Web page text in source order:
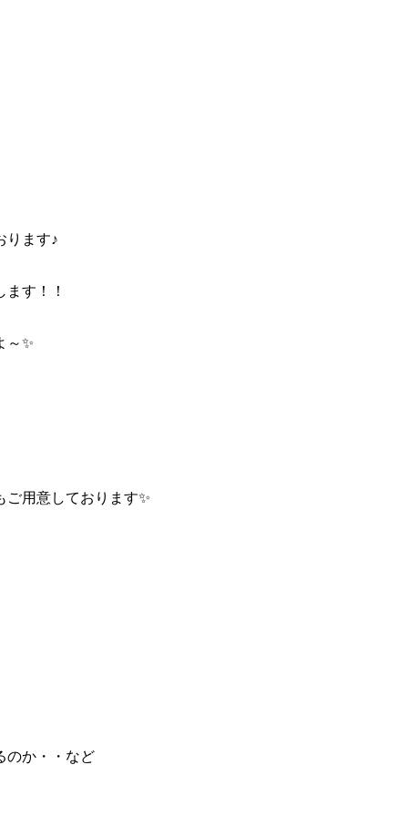
ります♪
ます！！
～✨
用意しております✨
のか・・など